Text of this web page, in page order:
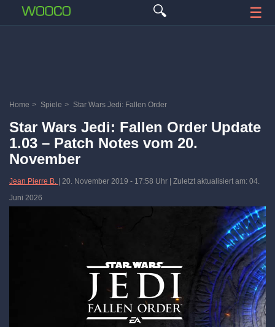
🔍 ☰
Home > Spiele > Star Wars Jedi: Fallen Order
Star Wars Jedi: Fallen Order Update
1.03 – Patch Notes vom 20.
November
Jean Pierre B. 20. November 2019 - 17:58 Uhr | Zuletzt aktualisiert am: 04.
Juni 2026